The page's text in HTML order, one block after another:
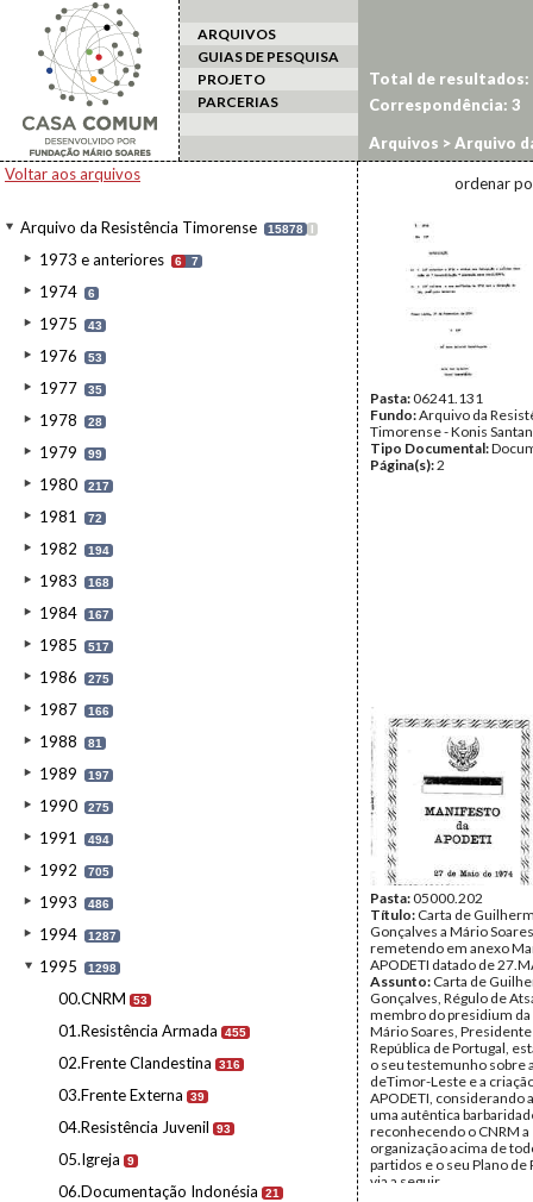
ARQUIVOS
GUIAS DE PESQUISA
PROJETO
PARCERIAS
Voltar aos arquivos
Arquivo da Resistência Timorense 15878 I
1973 e anteriores 6 7
1974 6
1975 43
1976 53
1977 35
1978 28
1979 99
1980 217
1981 72
1982 194
1983 168
1984 167
1985 517
1986 275
1987 166
1988 81
1989 197
1990 275
1991 494
1992 705
1993 486
1994 1287
1995 1298
00.CNRM 53
01.Resistência Armada 455
02.Frente Clandestina 316
03.Frente Externa 39
04.Resistência Juvenil 93
05.Igreja 9
06.Documentação Indonésia 21
Total de resultados:
Correspondência: 3
Arquivos >Arquivo
ordenar
Pasta:06241.131
Fundo:Arquivo da
Timorense - Konis
Tipo Documental:
Página(s):2
Pasta:05000.202
Título: Carta de
Gonçalves a Mário
remetendo em anexo
APODETI datado de
Assunto: Carta de
Gonçalves, Régulo de
membro do presidium da
Mário Soares, Presidente
República de Portugal,
o seu testemunho sobre
deTimor-Leste e a
APODETI, considerando
uma autêntica
reconhecendo o CNRM a
organização acima de
partidos e o seu Plano de
via a seguir